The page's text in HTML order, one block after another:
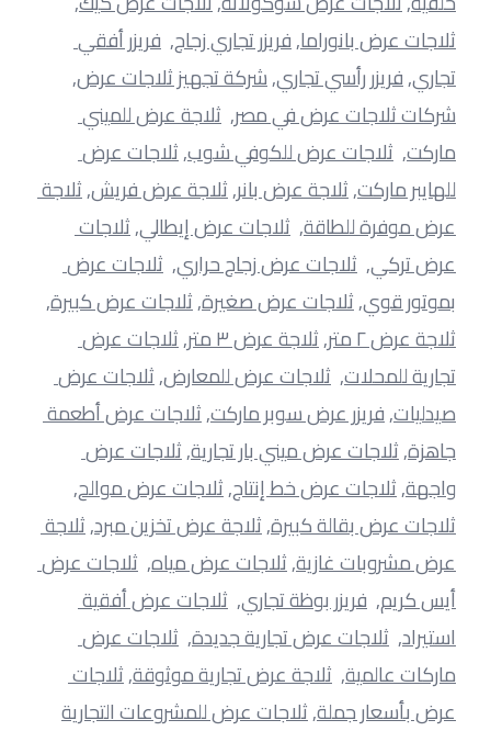
ثلاجات عرض بانوراما, فريزر تجاري زجاج,
فريزر أفقي
تجاري, فريزر رأسي تجاري, شركة تجهيز ثلاجات عرض,
شركات ثلاجات عرض في مصر,
ثلاجة عرض للميني
ماركت, ثلاجات عرض للكوفي شوب,
ثلاجات عرض
للهايبر ماركت, ثلاجة عرض بانر, ثلاجة عرض فريش,
ثلاجة
عرض موفرة للطاقة, ثلاجات عرض إيطالي,
ثلاجات
عرض تركي, ثلاجات عرض زجاج حراري,
ثلاجات عرض
بموتور قوي, ثلاجات عرض صغيرة, ثلاجات عرض كبيرة,
ثلاجة عرض ٢ متر
, ثلاجة عرض ٣ متر ,
ثلاجات عرض
تجارية للمحلات, ثلاجات عرض للمعارض,
ثلاجات عرض
صيدليات, فريزر عرض سوبر ماركت,
ثلاجات عرض أطعمة
جاهزة, ثلاجات عرض ميني بار تجارية,
ثلاجات عرض
واجهة, ثلاجات عرض خط إنتاج, ثلاجات عرض موالح,
ثلاجات عرض بقالة كبيرة, ثلاجة عرض تخزين مبرد,
ثلاجة
عرض مشروبات غازية, ثلاجات عرض مياه,
ثلاجات عرض
أيس كريم, فريزر بوظة تجاري,
ثلاجات عرض أفقية
استيراد, ثلاجات عرض تجارية جديدة,
ثلاجات عرض
ماركات عالمية, ثلاجة عرض تجارية موثوقة,
ثلاجات
عرض بأسعار جملة, ثلاجات عرض للمشروعات التجارية